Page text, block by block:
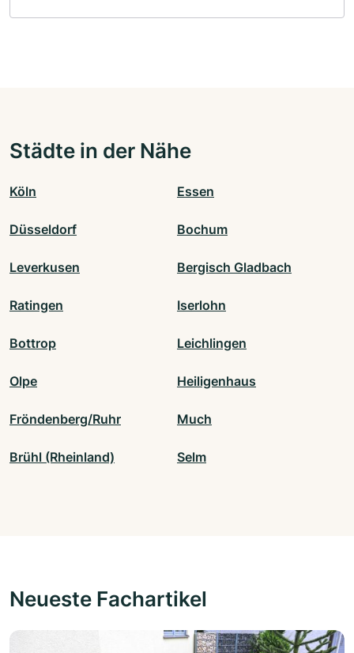
Städte in der Nähe
Köln Essen
Düsseldorf Bochum
Leverkusen Bergisch Gladbach
Ratingen Iserlohn
Bottrop Leichlingen
Olpe Heiligenhaus
Fröndenberg/Ruhr Much
Brühl (Rheinland) Selm
Neueste Fachartikel